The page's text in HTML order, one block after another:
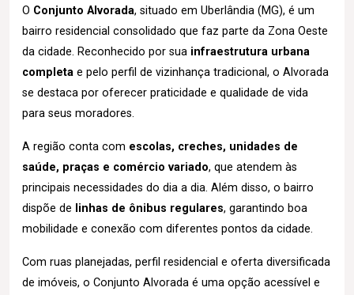
O Conjunto Alvorada, situado em Uberlândia (MG), é um
bairro residencial consolidado que faz parte da Zona Oeste
da cidade. Reconhecido por sua infraestrutura urbana
completa e pelo perfil de vizinhança tradicional, o Alvorada
se destaca por oferecer praticidade e qualidade de vida
para seus moradores.
A região conta com escolas, creches, unidades de
saúde, praças e comércio variado, que atendem às
principais necessidades do dia a dia. Além disso, o bairro
dispõe de linhas de ônibus regulares, garantindo boa
mobilidade e conexão com diferentes pontos da cidade.
Com ruas planejadas, perfil residencial e oferta diversificada
de imóveis, o Conjunto Alvorada é uma opção acessível e